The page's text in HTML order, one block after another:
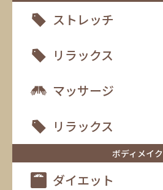
ストレッチ
リラックス
マッサージ
リラックス
ボディメイク
ダイエット